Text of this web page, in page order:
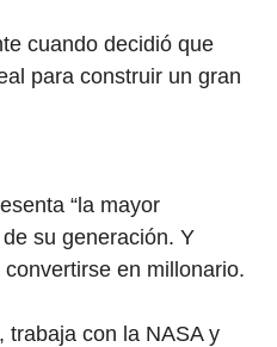
cuando decidió que
para construir un gran
“la mayor
su generación. Y
en millonario.
trabaja con la NASA y